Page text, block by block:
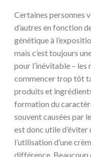
Certaines personnes
d’autres en fonction
génétique à
mais c’est toujours
pour l’inévitable – les
commencer trop tôt
produits et
formation du
souvent causées par
est donc utile
l’utilisation d’une
différence.